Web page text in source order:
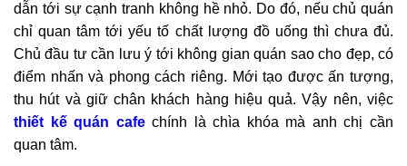
dẫn tới sự cạnh tranh không hề nhỏ. Do đó, nếu chủ quán
chỉ quan tâm tới yếu tố chất lượng đồ uống thì chưa đủ.
Chủ đầu tư cần lưu ý tới không gian quán sao cho đẹp, có
điểm nhấn và phong cách riêng. Mới tạo được ấn tượng,
thu hút và giữ chân khách hàng hiệu quả. Vậy nên, việc
thiết kế quán cafechính là chìa khóa mà anh chị cần
quan tâm.